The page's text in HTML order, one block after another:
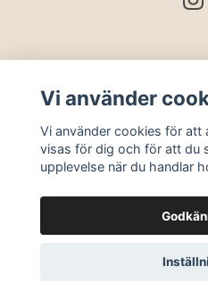
© 2026
Vi använder
Vi använder cookies för att
visas för dig och för att du
upplevelse när du handlar